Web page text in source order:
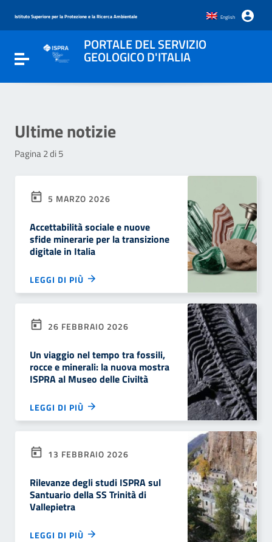
Vai al menu di navigazione
Vai al footer
Istituto Superiore per la Protezione e la Ricerca Ambientale English
Attiva / disattiva la navigazione
PORTALE DEL SERVIZIO
GEOLOGICO D'ITALIA
Ultime notizie
Pagina 2 di 5
5 MARZO 2026
Accettabilità sociale e nuove
sfide minerarie per la transizione
digitale in Italia
LEGGI DI PIÙ
26 FEBBRAIO 2026
Un viaggio nel tempo tra fossili,
rocce e minerali: la nuova mostra
ISPRA al Museo delle Civiltà
LEGGI DI PIÙ
13 FEBBRAIO 2026
Rilevanze degli studi ISPRA sul
Santuario della SS Trinità di
Vallepietra
LEGGI DI PIÙ